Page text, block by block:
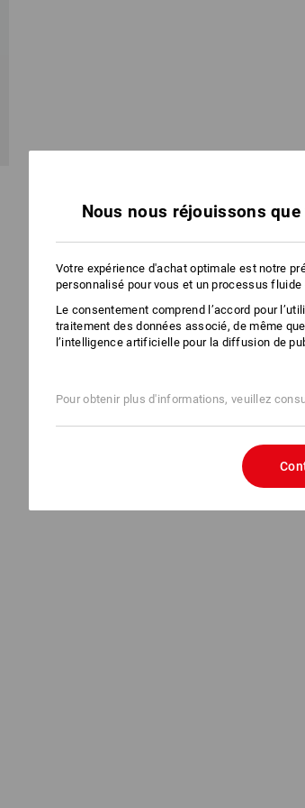
Vous avez déjà consulté 1
Nous nous réjouissons
Votre expérience d'achat optimale est notre
personnalisé pour vous et un processus
Le consentement comprend l’accord pour
traitement des données associé, de même
l’intelligence artificielle pour la diffusion de
Pour obtenir plus d'informations, veuillez